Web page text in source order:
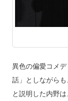
異色の偏愛コメ
話」としながら
と説明した内野